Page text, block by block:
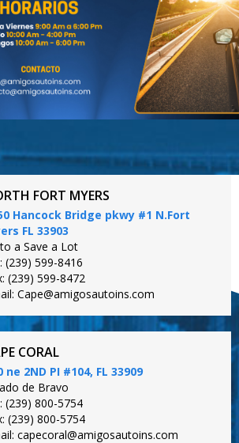
FORT MYERS
Hancock Bridge pkwy #1 N.Fort
FL 33903
a Save a Lot
(239) 599-8416
(239) 599-8472
Cape@amigosautoins.com
CORAL
ne 2ND PI #104, FL 33909
de Bravo
(239) 800-5754
(239) 800-5754
capecoral@amigosautoins.com